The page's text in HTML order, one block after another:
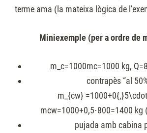
terme ama (la mateixa lògica de
Miniexemple (per a ordre de
m_c=1000mc=1000 kg,
contrapès “al
m_{cw}
mcw=1000+0,5⋅800=1400 kg
pujada amb cabina